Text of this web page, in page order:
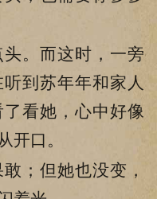
。而这时，一旁
到苏年年和家人
看她，心中好像
开口。
；但她也没变，